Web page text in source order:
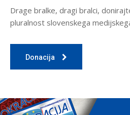
Drage bralke, dragi bralci,
pluralnost slovenskega
Donacija